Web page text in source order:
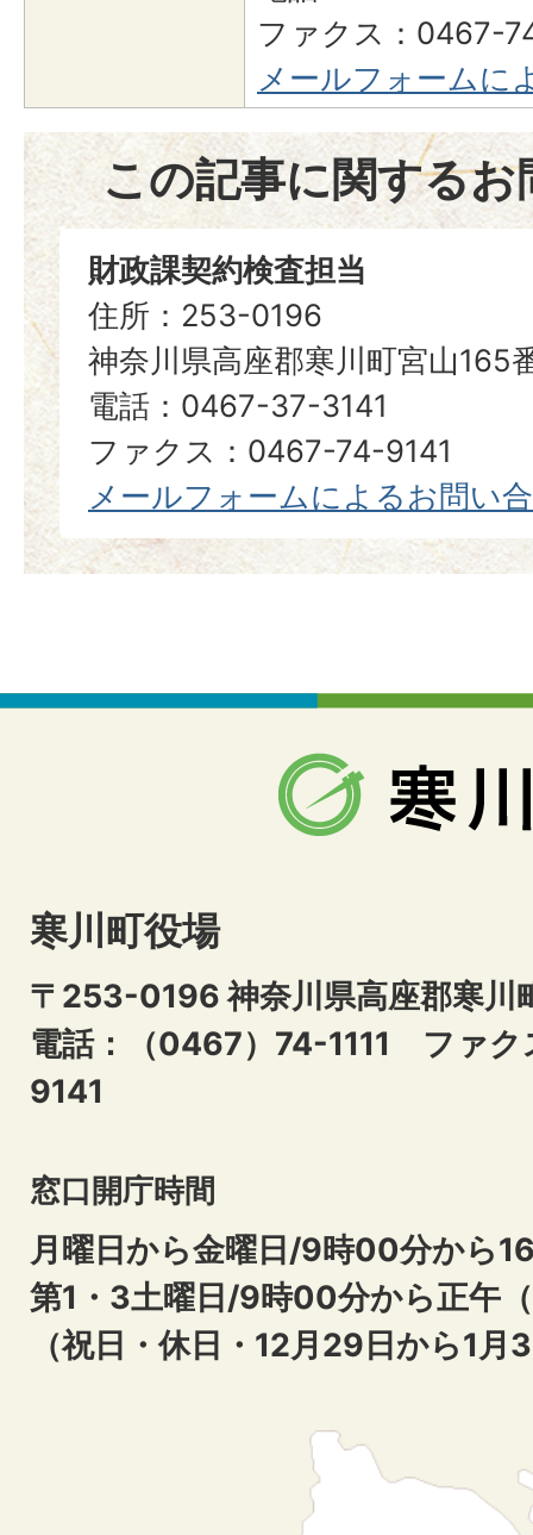
ファクス：0467-
メールフォームに
この記事に関するお
財政課契約検査担当
住所：253-0196
神奈川県高座郡寒川町宮山165
電話：0467-37-3141
ファクス：0467-74-9141
メールフォームによるお問い
寒川町役場
〒253-0196 神奈川県高座郡寒川
電話：（0467）74-1111 ファ
9141
窓口開庁時間
月曜日から金曜日/9時00分から
第1・3土曜日/9時00分から正午
（祝日・休日・12月29日から1月